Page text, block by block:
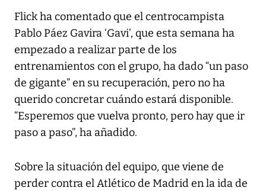
Flick ha comentado que el centrocampista
Pablo Páez Gavira ‘Gavi’, que esta semana ha
empezado a realizar parte de los
entrenamientos con el grupo, ha dado “un paso
de gigante” en su recuperación, pero no ha
querido concretar cuándo estará disponible.
“Esperemos que vuelva pronto, pero hay que ir
paso a paso”, ha añadido.
Sobre la situación del equipo, que viene de
perder contra el Atlético de Madrid en la ida de